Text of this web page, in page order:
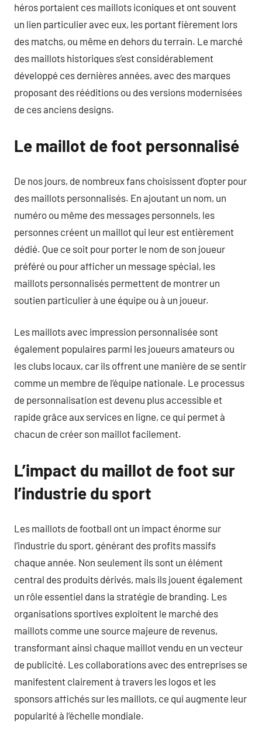
héros portaient ces maillots iconiques et ont souvent
un lien particulier avec eux, les portant fièrement lors
des matchs, ou même en dehors du terrain. Le marché
des maillots historiques s’est considérablement
développé ces dernières années, avec des marques
proposant des rééditions ou des versions modernisées
de ces anciens designs.
Le maillot de foot personnalisé
De nos jours, de nombreux fans choisissent d’opter pour
des maillots personnalisés. En ajoutant un nom, un
numéro ou même des messages personnels, les
personnes créent un maillot qui leur est entièrement
dédié. Que ce soit pour porter le nom de son joueur
préféré ou pour afficher un message spécial, les
maillots personnalisés permettent de montrer un
soutien particulier à une équipe ou à un joueur.
Les maillots avec impression personnalisée sont
également populaires parmi les joueurs amateurs ou
les clubs locaux, car ils offrent une manière de se sentir
comme un membre de l’équipe nationale. Le processus
de personnalisation est devenu plus accessible et
rapide grâce aux services en ligne, ce qui permet à
chacun de créer son maillot facilement.
L’impact du maillot de foot sur
l’industrie du sport
Les maillots de football ont un impact énorme sur
l’industrie du sport, générant des profits massifs
chaque année. Non seulement ils sont un élément
central des produits dérivés, mais ils jouent également
un rôle essentiel dans la stratégie de branding. Les
organisations sportives exploitent le marché des
maillots comme une source majeure de revenus,
transformant ainsi chaque maillot vendu en un vecteur
de publicité. Les collaborations avec des entreprises se
manifestent clairement à travers les logos et les
sponsors affichés sur les maillots, ce qui augmente leur
popularité à l’échelle mondiale.